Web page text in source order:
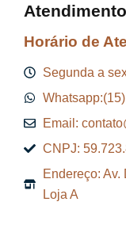
Horário de
Segunda a
Email:
CNPJ:
Endereço:
Loja A